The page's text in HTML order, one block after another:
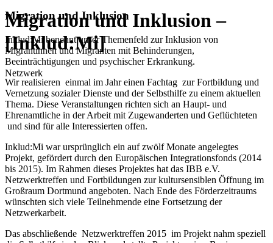
Migration und Inklusion –
[Inklud:Mi]
Netzwerk
Migration und Inklusion
Inklud:Mi benennt unser Themenfeld zur Inklusion von
Migrantinnen und Migranten mit Behinderungen,
Beeinträchtigungen und psychischer Erkrankung.
Wir realisieren einmal im Jahr einen Fachtag zur Fortbildung und
Vernetzung sozialer Dienste und der Selbsthilfe zu einem aktuellen
Thema. Diese Veranstaltungen richten sich an Haupt- und
Ehrenamtliche in der Arbeit mit Zugewanderten und Geflüchteten
und sind für alle Interessierten offen.
Inklud:Mi war ursprünglich ein auf zwölf Monate angelegtes
Projekt, gefördert durch den Europäischen Integrationsfonds (2014
bis 2015). Im Rahmen dieses Projektes hat das IBB e.V.
Netzwerktreffen und Fortbildungen zur kultursensiblen Öffnung im
Großraum Dortmund angeboten. Nach Ende des Förderzeitraums
wünschten sich viele Teilnehmende eine Fortsetzung der
Netzwerkarbeit.
Das abschließende Netzwerktreffen 2015 im Projekt nahm speziell